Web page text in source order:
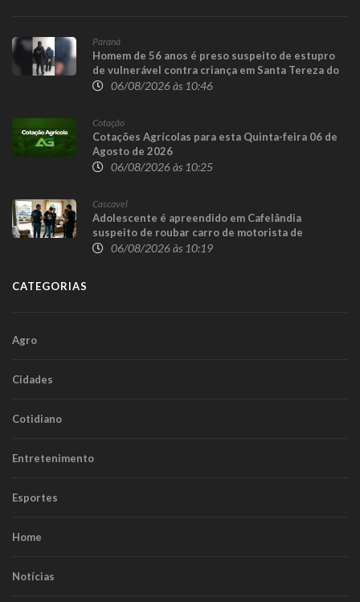
Paraná
Homem de 56 anos é preso suspeito de estupro
de vulnerável contra criança em Santa Tereza do
Oeste06/08/2026 às 10:46
Cotação
Cotações Agrícolas para esta Quinta-feira 06 de
Agosto de 2026
06/08/2026 às 10:25
Cascavel
Adolescente é apreendido em Cafelândia
suspeito de roubar carro de motorista de
aplicativo em Cascavel
06/08/2026 às 10:19
CATEGORIAS
Agro
Cidades
Cotidiano
Entretenimento
Esportes
Home
Notícias